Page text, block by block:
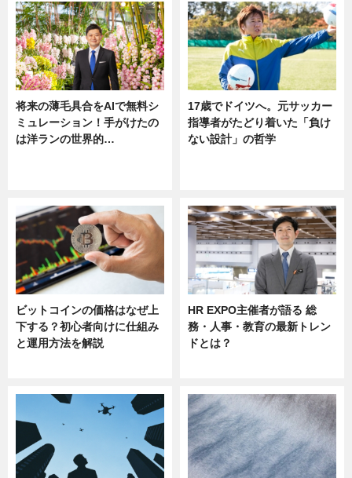
将来の薄毛具合をAIで無料シ
ミュレーション！手がけたの
は洋ランの世界的…
17歳でドイツへ。元サッカー
指導者がたどり着いた「負け
ない設計」の哲学
ビットコインの価格はなぜ上
下する？初心者向けに仕組み
と運用方法を解説
HR EXPO主催者が語る 総
務・人事・教育の最新トレン
ドとは？